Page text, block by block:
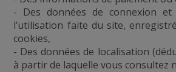
- Des données de connexion
l’utilisation faite du site,
cookies,
- Des données de localisation
à partir de laquelle vous consultez